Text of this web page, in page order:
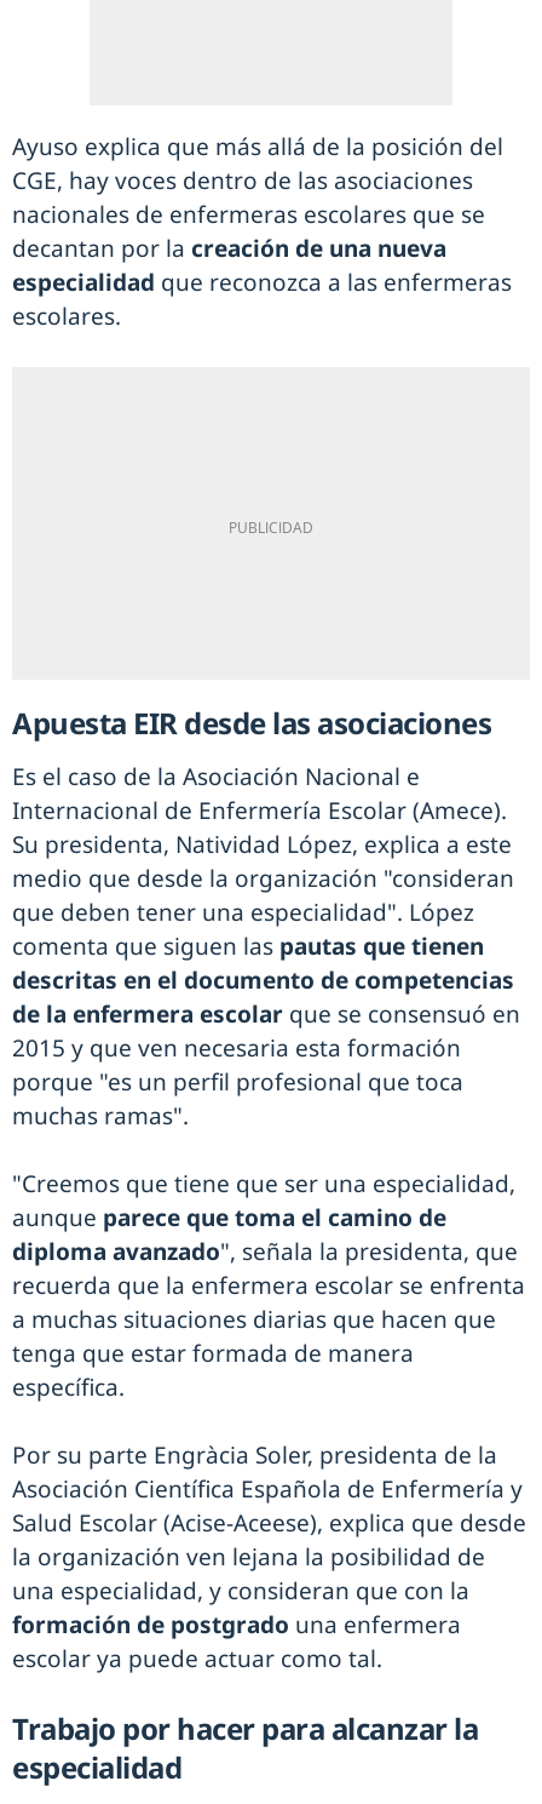
Ayuso explica que más allá de la posición del
CGE, hay voces dentro de las asociaciones
nacionales de enfermeras escolares que se
decantan por la creación de una nueva
especialidad que reconozca a las enfermeras
escolares.
Apuesta EIR desde las asociaciones
Es el caso de la Asociación Nacional e
Internacional de Enfermería Escolar (Amece).
Su presidenta, Natividad López, explica a este
medio que desde la organización "consideran
que deben tener una especialidad". López
comenta que siguen las pautas que tienen
descritas en el documento de competencias
de la enfermera escolar que se consensuó en
2015 y que ven necesaria esta formación
porque "es un perfil profesional que toca
muchas ramas".
"Creemos que tiene que ser una especialidad,
aunque parece que toma el camino de
diploma avanzado", señala la presidenta, que
recuerda que la enfermera escolar se enfrenta
a muchas situaciones diarias que hacen que
tenga que estar formada de manera
específica.
Por su parte Engràcia Soler, presidenta de la
Asociación Científica Española de Enfermería y
Salud Escolar (Acise-Aceese), explica que desde
la organización ven lejana la posibilidad de
una especialidad, y consideran que con la
formación de postgrado una enfermera
escolar ya puede actuar como tal.
Trabajo por hacer para alcanzar la
especialidad